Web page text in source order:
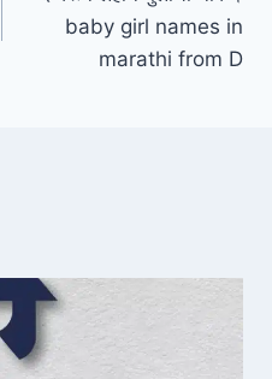
baby girl names in
marathi from D